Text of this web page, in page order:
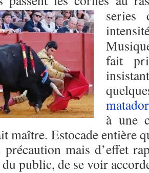
series
fait
matador
à une
maître. Estocade entière
précaution mais d’effet
public, de se voir